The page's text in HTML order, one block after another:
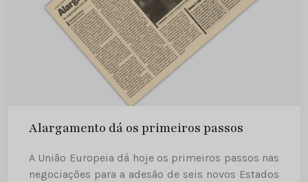
Alargamento dá os primeiros passos
A União Europeia dá hoje os primeiros passos nas
negociações para a adesão de seis novos Estados